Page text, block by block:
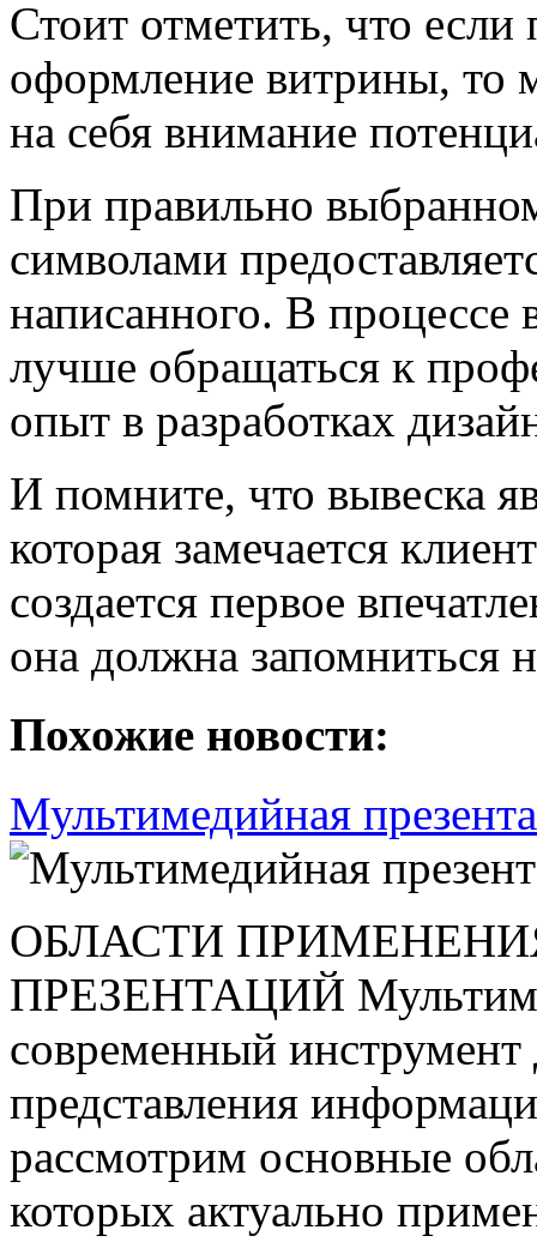
Стоит отметить, что если
оформление витрины, то
на себя внимание
При правильно
символами
написанного. В процессе
лучше обращаться к
опыт в разработках
И помните, что вывеска
которая замечается
создается первое
она должна запомниться
Похожие новости:
Мультимедийная
ОБЛАСТИ
ПРЕЗЕНТАЦИЙ
современный инструмент
представления
рассмотрим основные
которых актуально